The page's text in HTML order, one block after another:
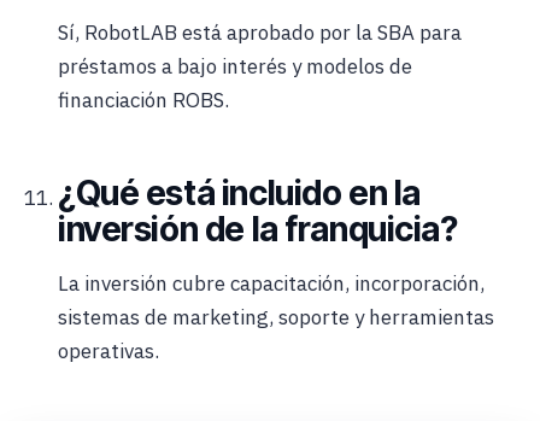
Sí, RobotLAB está aprobado por la SBA para
préstamos a bajo interés y modelos de
financiación ROBS.
¿Qué está incluido en la
inversión de la franquicia?
La inversión cubre capacitación, incorporación,
sistemas de marketing, soporte y herramientas
operativas.